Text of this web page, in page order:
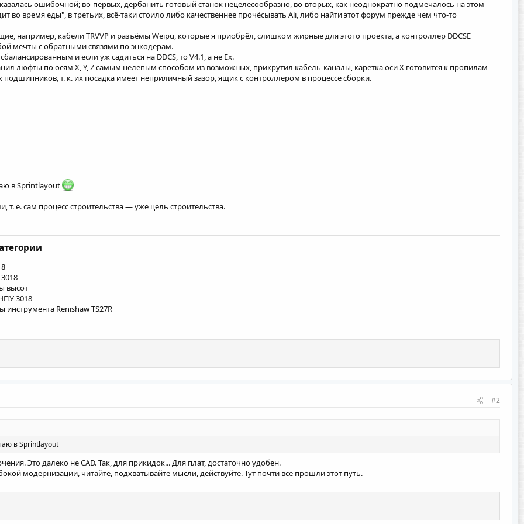
ошибочной; во-первых, дербанить готовый станок нецелесообразно, во-вторых, как неоднократно подмечалось на этом
во время еды", в третьих, всё-таки стоило либо качественнее прочёсывать Ali, либо найти этот форум прежде чем что-то
например, кабели TRVVP и разъёмы Weipu, которые я приобрёл, слишком жирные для этого проекта, а контроллер DDCSE
мечты с обратными связями по энкодерам.
и если уж садиться на DDCS, то V4.1, а не Ex.
люфты по осям X, Y, Z самым нелепым способом из возможных, прикрутил кабель-каналы, каретка оси X готовится к пропилам
т. к. их посадка имеет неприличный зазор, ящик с контроллером в процессе сборки.
в Sprintlayout
т. е. сам процесс строительства — уже цель строительства.
высот
3018
инструмента Renishaw TS27R
#2
в Sprintlayout
Это далеко не CAD. Так, для прикидок... Для плат, достаточно удобен.
модернизации, читайте, подхватывайте мысли, действуйте. Тут почти все прошли этот путь.